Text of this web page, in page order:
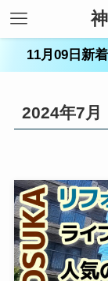
09日新着！ 海
2024年7月